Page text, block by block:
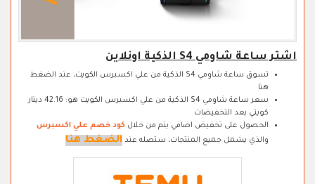
اشتر ساعة شاومي S4 الذكية اونلاين
تسوق ساعة شاومي S4 الذكية من علي اكسبرس الكويت، عند الضغط
هنا
سعر ساعة شاومي S4 الذكية من علي اكسبرس الكويت هو: 42.16 دينار
كويتي بعد التخفيضات
الحصول على تخفيض اضافي يتم من خلال كود خصم علي اكسبرس
والذي يشمل جميع المنتجات، ستصله عند الضغط هنا